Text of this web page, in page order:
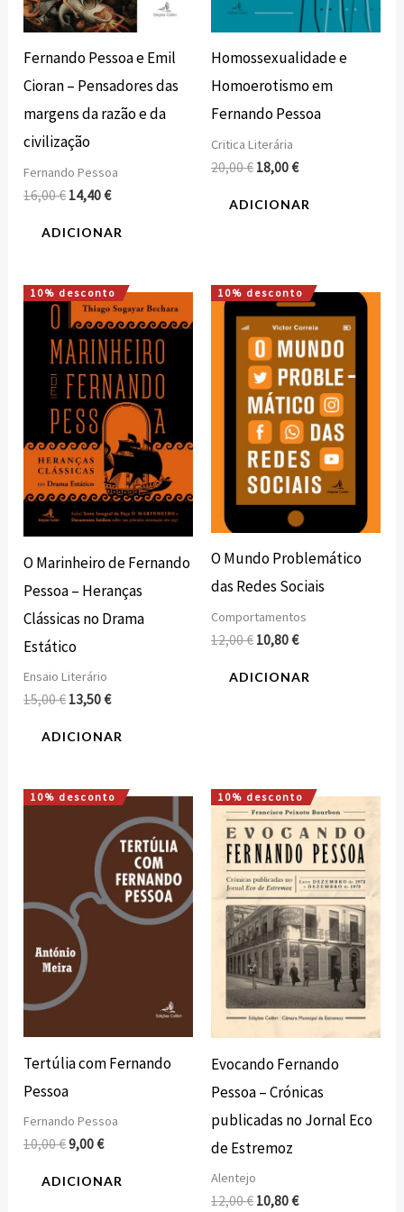
Fernando Pessoa e Emil
Cioran – Pensadores das
margens da razão e da
civilização
Fernando Pessoa
16,00€ 14,40€
ADICIONAR
Homossexualidade e
Homoerotismo em
Fernando Pessoa
Critica Literária
20,00€ 18,00€
ADICIONAR
10% desconto
O Marinheiro de Fernando
Pessoa – Heranças
Clássicas no Drama
Estático
Ensaio Literário
15,00€
O
preço
original
era:
15,00 €.
13,50€
O
preço
atual
é:
13,50 €.
ADICIONAR
10% desconto
O Mundo Problemático
das Redes Sociais
Comportamentos
12,00€
O
preço
original
era:
12,00 €.
10,80€
O
preço
atual
é:
10,80 €.
ADICIONAR
10% desconto
Tertúlia com Fernando
Pessoa
Fernando Pessoa
10,00€
O
original
9,00€
O
preço
atual
é:
9,00 €.
ADICIONAR
10% desconto
Evocando Fernando
Pessoa – Crónicas
publicadas no Jornal Eco
de Estremoz
Alentejo
12,00€
O
preço
original
era:
12,00 €.
10,80€
O
preço
atual
é:
10,80 €.